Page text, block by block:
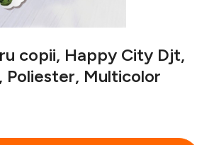
copii, Happy City Djt,
Poliester, Multicolor